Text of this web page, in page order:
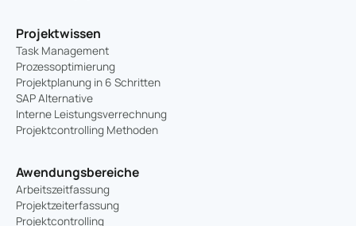
Projektwissen
Task Management
Prozessoptimierung
Projektplanung in 6 Schritten
SAP Alternative
Interne Leistungsverrechnung
Projektcontrolling Methoden
Awendungsbereiche
Arbeitszeitfassung
Projektzeiterfassung
Projektcontrolling